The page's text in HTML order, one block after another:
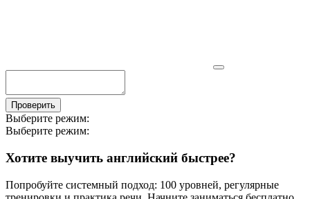
Проверить
Выберите режим:
Выберите режим:
Хотите выучить английский быстрее?
Попробуйте системный подход: 100 уровней, регулярные